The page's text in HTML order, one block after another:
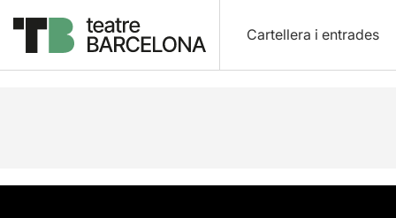
Cartellera i entrades
Descripció Fitxa artística